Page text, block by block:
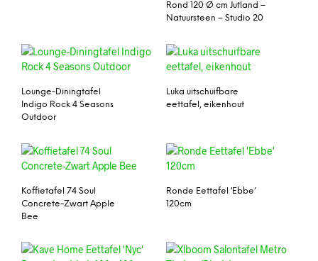
Rond 120 Ø cm Jutland –
Natuursteen – Studio 20
Lounge-Diningtafel
Indigo Rock 4 Seasons
Outdoor
Luka uitschuifbare
eettafel, eikenhout
Koffietafel 74 Soul
Concrete-Zwart Apple
Bee
Ronde Eettafel ‘Ebbe’
120cm